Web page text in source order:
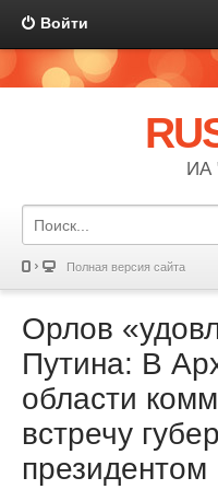
Войти
ИА
Полная версия сайта
Орлов
Путина: В
области
встречу
президентом